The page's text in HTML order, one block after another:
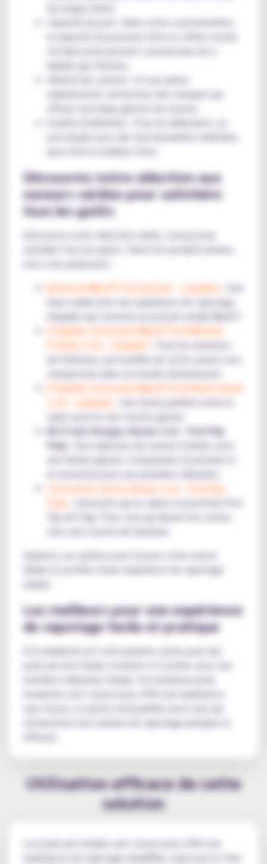
de longue durée.
Capacité du pod : Selon votre consommation,
la capacité du pod peut être un critère crucial.
liquide que d'autres.
Variété des saveurs : Si vous aimez
expérimenter, recherchez des marques qui
offrent une large gamme de saveurs.
Facilité d'utilisation : Pour les débutants, un
pod simple avec des fonctionnalités minimales
Découvrez notre sélection aux
saveurs variées pour satisfaire
tous les goûts
Découvrez notre sélection variée, conçue pour
satisfaire tous les goûts. Parmi nos produits phares,
Batterie Wpuff Pod System - Liquideo
: Une
base solide pour une expérience de vapotage
inégalée qui s'associe au pod pré rempli Wpuff !
E liquide Cartouche Wpuff Pod Menthe
Fraîche 2 ml - Liquideo
: Pour les amateurs
de fraîcheur, une bouffée de cette saveur vous
E liquide Cartouche Wpuff Pod Raisin Glacé
2 ml - Liquideo
: Une fusion parfaite entre le
raisin sucré et une touche glacée.
Kit Fruits Rouges Glacés 2 ml - Pod Flip
Pulp
Cartouche Cerise Glacée 2 ml - Pod Flip
Pulp
: Cartouche qui se clipse à la batterie Pod
Flip de Pulp. Pour ceux qui aiment les cerises
Explorez ces options pour trouver votre saveur
idéale et profitez d'une expérience de vapotage
Les meilleurs pour une expérience
de vapotage facile et pratique
Si la simplicité est votre priorité, optez pour des
pods qui sont faciles à insérer et à retirer, avec une
recherchent une solution de vapotage pratique et
Utilisation efficace de cette
solution
Les pods pré remplis sont conçus pour offrir une
expérience de vapotage simplifiée, mais pour en tirer